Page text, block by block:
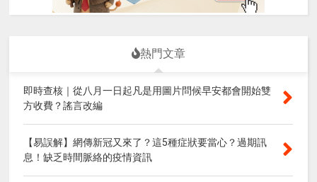
熱門文章
即時查核｜從八月一日起凡是用圖片問候早安都會開始雙
方收費？謠言改編
【易誤解】網傳新冠又來了？這5種症狀要當心？過期訊
息！缺乏時間脈絡的疫情資訊